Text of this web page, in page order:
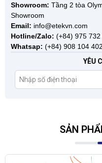
Showroom: Tầng 2 tòa
Showroom
Email: info@etekvn.com
Hotline/Zalo: (+84) 975
Whatsap: (+84) 908 104 402
YÊU
SẢN